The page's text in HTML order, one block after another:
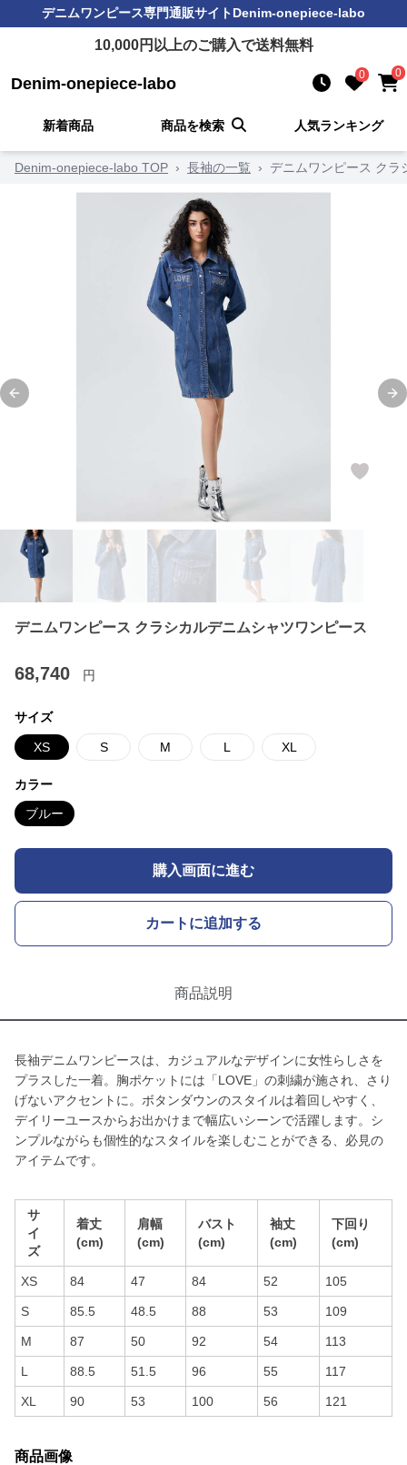
デニムワンピース専門通販サイトDenim-onepiece-labo
10,000円以上のご購入で送料無料
Denim-onepiece-labo 0 0
新着商品 商品を検索 人気ランキング
Denim-onepiece-labo TOP › 長袖の一覧 › デニムワンピース クラ
Previous slide
デニムワンピース クラシカルデニムシャツワンピース
68,740 円
サイズ
XS S M L XL
カラー
ブルー
購入画面に進む
カートに追加する
商品説明
長袖デニムワンピースは、カジュアルなデザインに女性らしさを
プラスした一着。胸ポケットには「LOVE」の刺繍が施され、さり
げないアクセントに。ボタンダウンのスタイルは着回しやすく、
デイリーユースからお出かけまで幅広いシーンで活躍します。シ
ンプルながらも個性的なスタイルを楽しむことができる、必見の
アイテムです。
サ
イ
ズ
着丈
(cm)
肩幅
(cm)
バスト
(cm)
袖丈
(cm)
下回り
(cm)
XS 84 47 84 52 105
S 85.5 48.5 88 53 109
M 87 50 92 54 113
L 88.5 51.5 96 55 117
XL 90 53 100 56 121
商品画像